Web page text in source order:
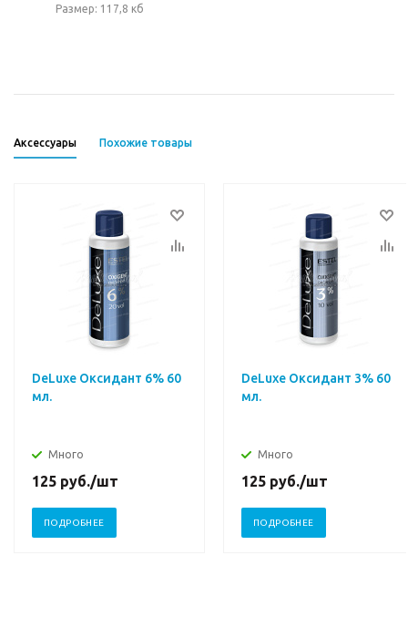
Размер: 117,8 кб
Аксессуары Похожие товары
DeLuxe Оксидант 6% 60
мл.
Много
125 руб./шт
ПОДРОБНЕЕ
DeLuxe Оксидант 3% 60
мл.
Много
125 руб./шт
ПОДРОБНЕЕ